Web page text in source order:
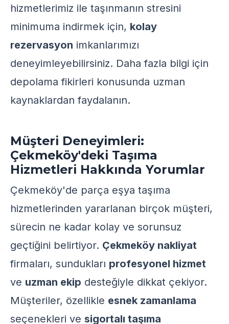
hizmetlerimiz ile taşınmanın stresini
minimuma indirmek için, kolay
rezervasyon imkanlarımızı
deneyimleyebilirsiniz. Daha fazla bilgi için
depolama fikirleri konusunda uzman
kaynaklardan faydalanın.
Müşteri Deneyimleri:
Çekmeköy'deki Taşıma
Hizmetleri Hakkında Yorumlar
Çekmeköy'de parça eşya taşıma
hizmetlerinden yararlanan birçok müşteri,
sürecin ne kadar kolay ve sorunsuz
geçtiğini belirtiyor. Çekmeköy nakliyat
firmaları, sundukları profesyonel hizmet
ve uzman ekip desteğiyle dikkat çekiyor.
Müşteriler, özellikle esnek zamanlama
seçenekleri ve sigortalı taşıma